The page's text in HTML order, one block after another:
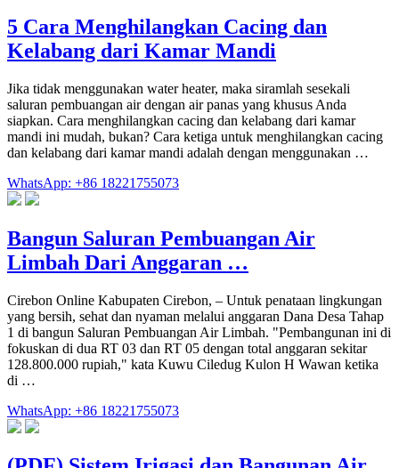
5 Cara Menghilangkan Cacing dan
Kelabang dari Kamar Mandi
Jika tidak menggunakan water heater, maka siramlah sesekali
saluran pembuangan air dengan air panas yang khusus Anda
siapkan. Cara menghilangkan cacing dan kelabang dari kamar
mandi ini mudah, bukan? Cara ketiga untuk menghilangkan cacing
dan kelabang dari kamar mandi adalah dengan menggunakan …
WhatsApp: +86 18221755073
Bangun Saluran Pembuangan Air
Limbah Dari Anggaran …
Cirebon Online Kabupaten Cirebon, – Untuk penataan lingkungan
yang bersih, sehat dan nyaman melalui anggaran Dana Desa Tahap
1 di bangun Saluran Pembuangan Air Limbah. "Pembangunan ini di
fokuskan di dua RT 03 dan RT 05 dengan total anggaran sekitar
128.800.000 rupiah," kata Kuwu Ciledug Kulon H Wawan ketika
di …
WhatsApp: +86 18221755073